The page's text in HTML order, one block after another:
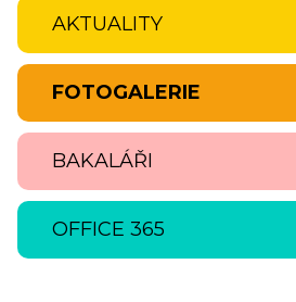
AKTUALITY
FOTOGALERIE
BAKALÁŘI
OFFICE 365